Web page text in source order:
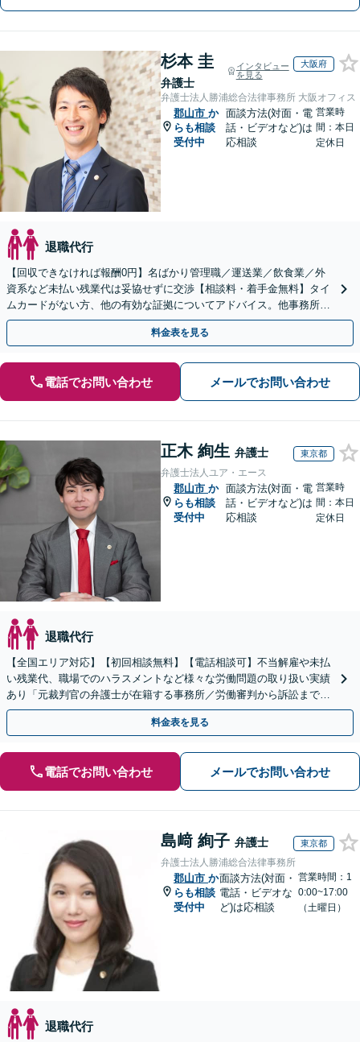
杉本 圭
弁護士
インタビュー
を見る
大阪府
弁護士法人勝浦総合法律事務所 大阪オフィス
郡山市 か
らも相談
受付中
面談方法(対面・電
話・ビデオなど)は
応相談
営業時
間：本日
定休日
退職代行
【回収できなければ報酬0円】名ばかり管理職／運送業／飲食業／外
資系など未払い残業代は妥協せずに交渉【相談料・着手金無料】タイ
ムカードがない方、他の有効な証拠についてアドバイス。他事務所で
断られた方もご相談ください。あなたの権利を守ります！
料金表を見る
電話でお問い合わせ メールでお問い合わせ
正木 絢生 弁護士 東京都
弁護士法人ユア・エース
郡山市 か
らも相談
受付中
面談方法(対面・電
話・ビデオなど)は
応相談
営業時
間：本日
定休日
退職代行
【全国エリア対応】【初回相談無料】【電話相談可】不当解雇や未払
い残業代、職場でのハラスメントなど様々な労働問題の取り扱い実績
あり「元裁判官の弁護士が在籍する事務所／労働審判から訴訟まで、
裁判官経験を活かした最適な戦略を立案」
料金表を見る
電話でお問い合わせ メールでお問い合わせ
島﨑 絢子 弁護士 東京都
弁護士法人勝浦総合法律事務所
郡山市 か
らも相談
受付中
面談方法(対面・
電話・ビデオな
ど)は応相談
営業時間：1
0:00~17:00
（土曜日）
退職代行